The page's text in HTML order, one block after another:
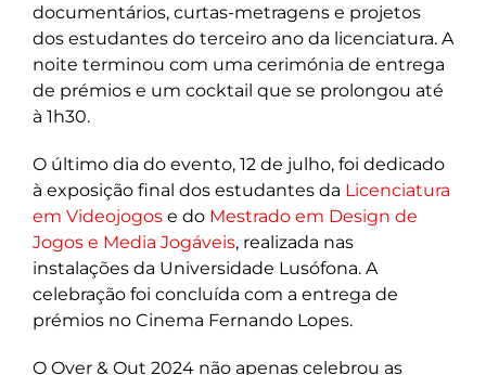
documentários, curtas-metragens e projetos
dos estudantes do terceiro ano da licenciatura. A
noite terminou com uma cerimónia de entrega
de prémios e um cocktail que se prolongou até
à 1h30.
O último dia do evento, 12 de julho, foi dedicado
à exposição final dos estudantes da Licenciatura
em Videojogos e do Mestrado em Design de
Jogos e Media Jogáveis, realizada nas
instalações da Universidade Lusófona. A
celebração foi concluída com a entrega de
prémios no Cinema Fernando Lopes.
O Over & Out 2024 não apenas celebrou as